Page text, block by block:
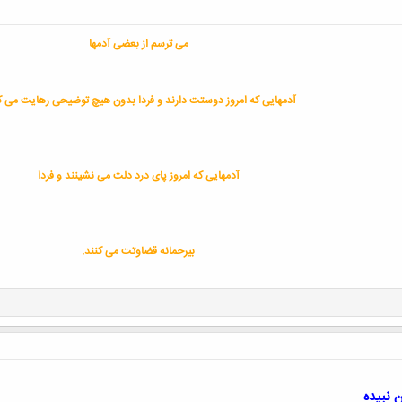
ﻣﯽ ﺗﺮﺳﻢ ﺍﺯ ﺑﻌﻀﯽ ﺁﺩﻣﻬﺎ
ﺁﺩﻣﻬﺎﯾﯽ ﮐﻪ ﺍﻣﺮﻭﺯ ﺩﻭﺳﺘﺖ ﺩﺍﺭﻧﺪ ﻭ ﻓﺮﺩﺍ ﺑﺪﻭﻥ ﻫﯿﭻ ﺗﻮﺿﯿﺤﯽ ﺭﻫﺎﯾﺖ ﻣﯽ
ﺁﺩﻣﻬﺎﯾﯽ ﮐﻪ ﺍﻣﺮﻭﺯ ﭘﺎﯼ ﺩﺭﺩ ﺩﻟﺖ ﻣﯽ ﻧﺸﯿﻨﻨﺪ ﻭ ﻓﺮﺩﺍ
ﺑﯿﺮﺣﻤﺎﻧﻪ ﻗﻀﺎﻭﺗﺖ ﻣﯽ ﮐﻨﻨﺪ.